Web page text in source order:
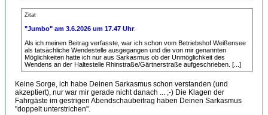
Zitat
"Jumbo" am 3.6.2026 um 17.47 Uhr:
Als ich meinen Beitrag verfasste, war ich schon vom Betriebshof Weißensee
als tatsächliche Wendestelle ausgegangen und die von mir genannten
Möglichkeiten hatte ich nur aus Sarkasmus ob der Unmöglichkeit des
Wendens an der Haltestelle Rhinstraße/Gärtnerstraße aufgeschrieben. [...]
Keine Sorge, ich habe Deinen Sarkasmus schon verstanden (und
akzeptiert), nur war mir gerade nicht danach ... ;-) Die Klagen der
Fahrgäste im gestrigen Abendschaubeitrag haben Deinen Sarkasmus
"doppelt unterstrichen".